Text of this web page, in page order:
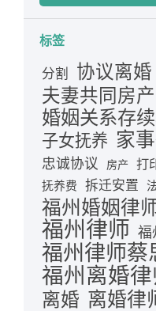
标签
分割 协议离婚
夫妻共同房产
婚姻关系存
子女抚养 家
忠诚协议 房产 打
抚养费 拆迁安置
福州婚姻律
福州律师 福
福州律师蔡
福州离婚
离婚 离婚律